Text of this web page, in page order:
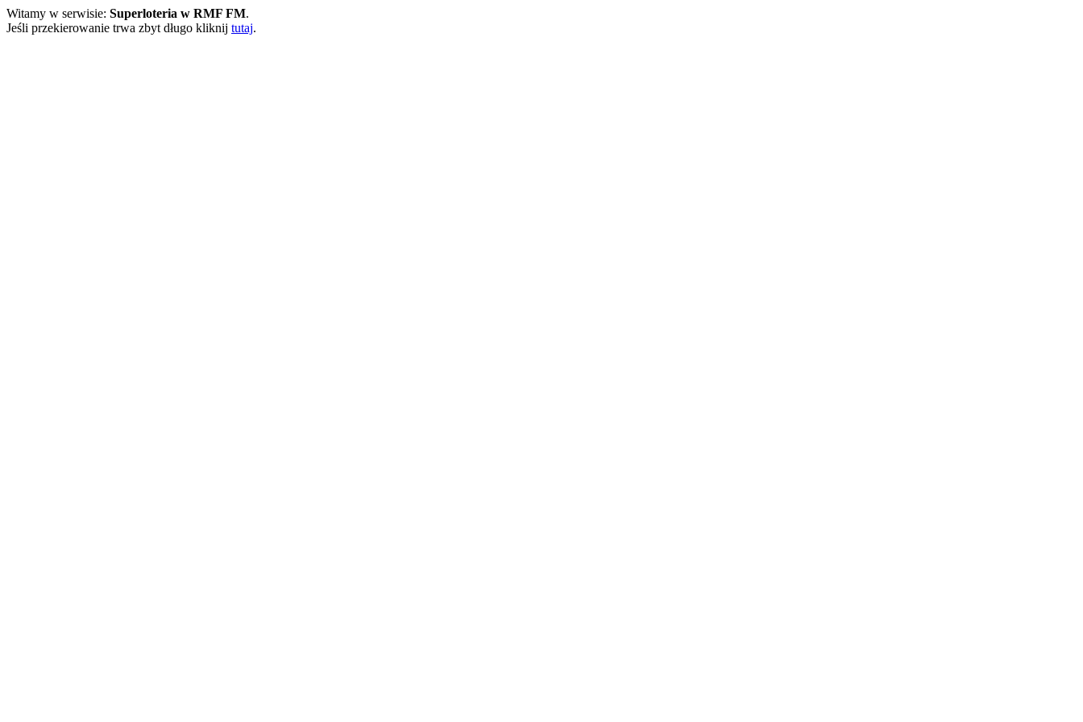
Witamy w serwisie: Superloteria w RMF FM.
Jeśli przekierowanie trwa zbyt długo kliknij tutaj.